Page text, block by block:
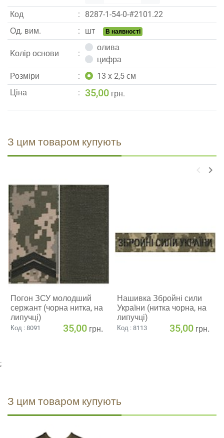
Код 8287-1-54-0-#2101.22
Од. вим.
шт В наявності
Kолір основи
олива
цифра
Pозміри
13 x 2,5 см
Ціна
35,00 грн.
З цим товаром купують
keyboard_arrow_left keyboard_arrow_right
Погон ЗСУ молодший
сержант (чорна нитка, на
липучці)
Код : 8091 35,00 грн.
Нашивка Збройні сили
України (нитка чорна, на
липучці)
Код : 8113 35,00 грн.
;
З цим товаром купують